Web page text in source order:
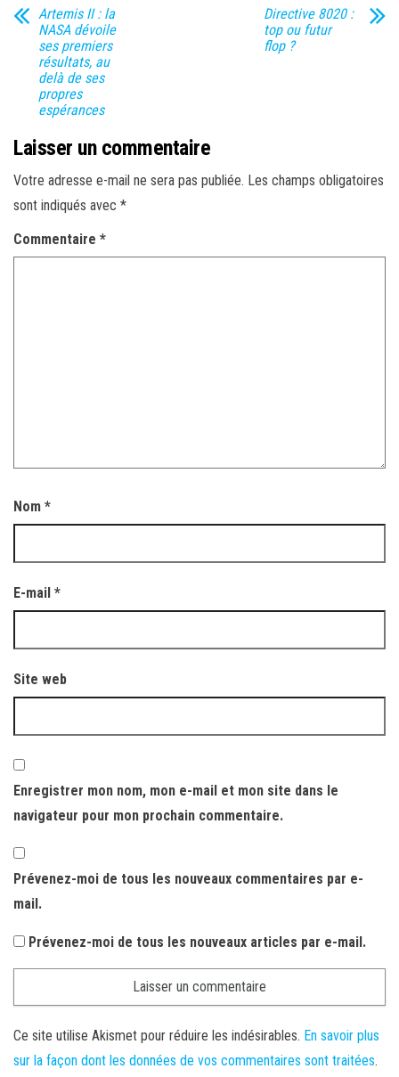
Artemis II : la
NASA dévoile
ses premiers
résultats, au
delà de ses
propres
espérances
Directive 8020 :
top ou futur
flop ?
Laisser un commentaire
Votre adresse e-mail ne sera pas publiée. Les champs obligatoires
sont indiqués avec *
Commentaire *
Nom *
E-mail *
Site web
Enregistrer mon nom, mon e-mail et mon site dans le
navigateur pour mon prochain commentaire.
Prévenez-moi de tous les nouveaux commentaires par e-
mail.
Prévenez-moi de tous les nouveaux articles par e-mail.
Ce site utilise Akismet pour réduire les indésirables. En savoir plus
sur la façon dont les données de vos commentaires sont traitées.